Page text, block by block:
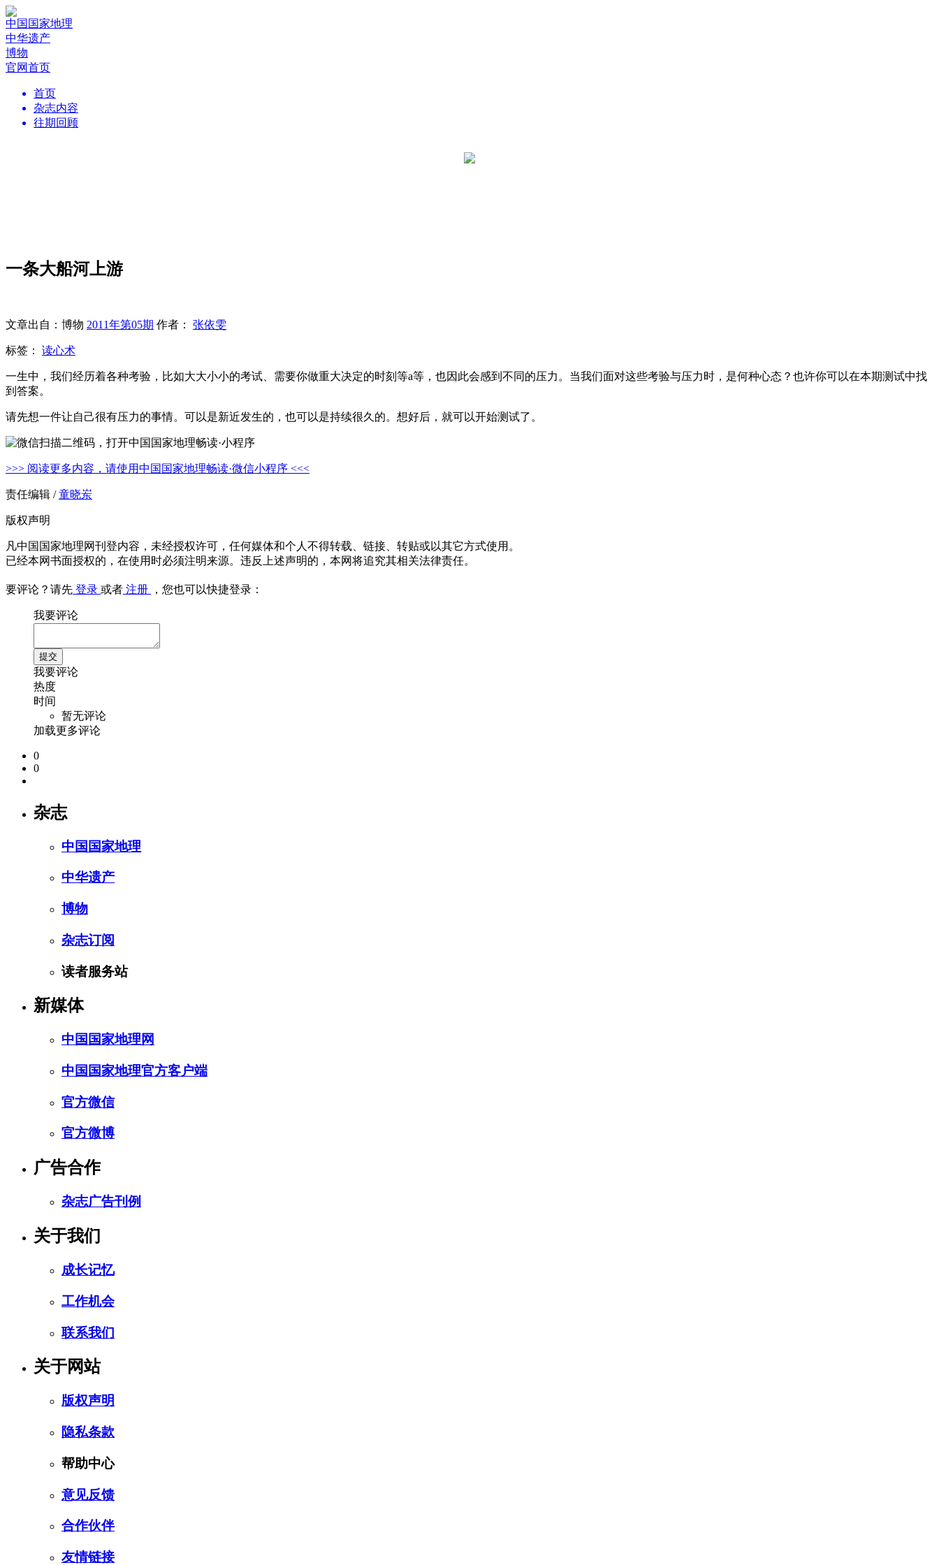
中国国家地理
中华遗产
博物
官网首页
首页
杂志内容
往期回顾
一条大船河上游
文章出自：博物 2011年第05期 作者： 张依雯
标签： 读心术
一生中，我们经历着各种考验，比如大大小小的考试、需要你做重大决定的时刻等a等，也因此会感到不同的压力。当我们面对这些考验与压力时，是何种心态？也许你可以在本期测试中找
到答案。
请先想一件让自己很有压力的事情。可以是新近发生的，也可以是持续很久的。想好后，就可以开始测试了。
>>> 阅读更多内容，请使用中国国家地理畅读·微信小程序 <<<
责任编辑 /童晓岽
版权声明
凡中国国家地理网刊登内容，未经授权许可，任何媒体和个人不得转载、链接、转贴或以其它方式使用。
已经本网书面授权的，在使用时必须注明来源。违反上述声明的，本网将追究其相关法律责任。
要评论？请先 登录 或者 注册 ，您也可以快捷登录：
我要评论
我要评论
热度
时间
暂无评论
加载更多评论
0
0
杂志
中国国家地理
中华遗产
博物
杂志订阅
读者服务站
新媒体
中国国家地理网
中国国家地理官方客户端
官方微信
官方微博
广告合作
杂志广告刊例
关于我们
成长记忆
工作机会
联系我们
关于网站
版权声明
隐私条款
帮助中心
意见反馈
合作伙伴
友情链接